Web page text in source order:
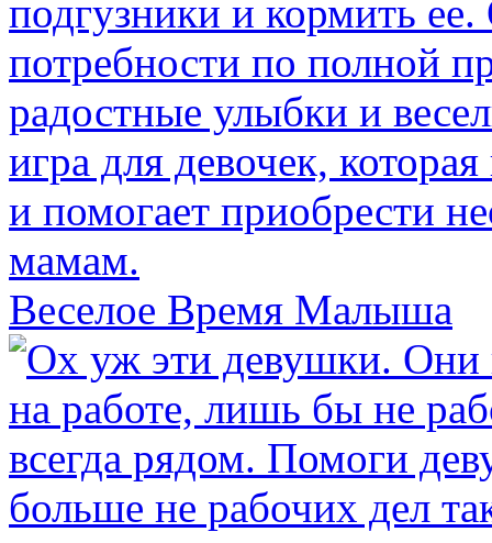
Веселое Время Малыша